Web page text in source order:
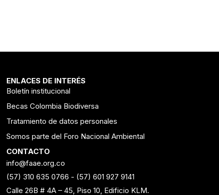
ENLACES DE INTERÉS
Boletín institucional
Becas Colombia Biodiversa
Tratamiento de datos personales
Somos parte del Foro Nacional Ambiental
CONTACTO
info@faae.org.co
(57) 310 635 0766 - (57) 601 927 9141
Calle 26B # 4A – 45, Piso 10, Edificio KLM.